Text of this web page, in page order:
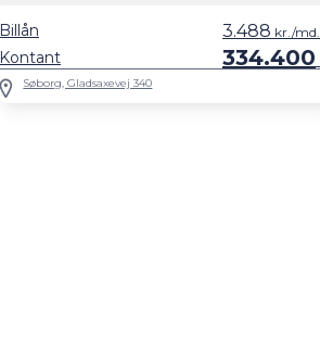
Kontant 334.400
Billån 3.488 kr./md.
Søborg, Gladsaxevej 340